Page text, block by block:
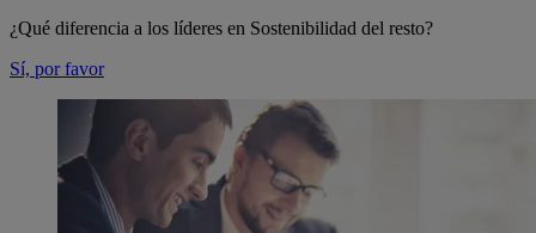
¿Qué diferencia a los líderes en Sostenibilidad del resto?
Sí, por favor